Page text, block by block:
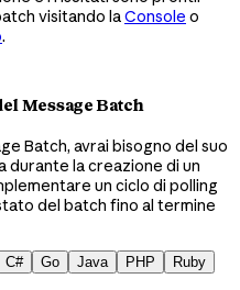
visitando laConsole o
.
Message Batch
Batch, avrai bisogno del suo
durante la creazione di un
un ciclo di polling
del batch fino al termine
C# Go Java PHP Ruby